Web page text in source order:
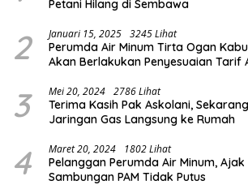
Petani Hilang di Sembawa
2 Januari 15, 2025 3245 Lihat
Perumda Air Minum Tirta Ogan
Akan Berlakukan Penyesuaian Tarif
3 Mei 20, 2024 2786 Lihat
Terima Kasih Pak Askolani,
Jaringan Gas Langsung ke Rumah
4 Maret 20, 2024 1802 Lihat
Pelanggan Perumda Air Minum,
Sambungan PAM Tidak Putus